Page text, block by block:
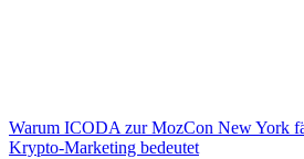
Warum ICODA zur MozCon New York
Krypto-Marketing bedeutet